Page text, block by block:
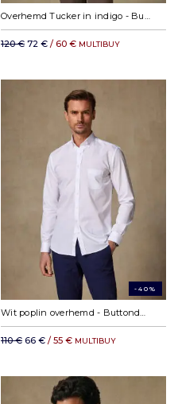
Overhemd Tucker in indigo - Button-down kraag
120 € 72 € / 60 € MULTIBUY
-40%
Wit poplin overhemd - Buttondown kraag
110 € 66 € / 55 € MULTIBUY